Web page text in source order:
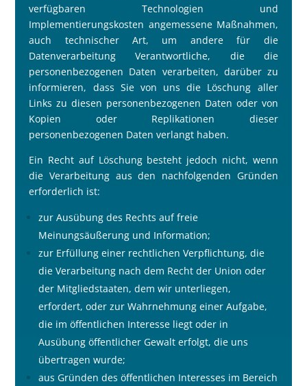
verfügbaren Technologien und
Implementierungskosten angemessene Maßnahmen,
auch technischer Art, um andere für die
Datenverarbeitung Verantwortliche, die die
personenbezogenen Daten verarbeiten, darüber zu
informieren, dass Sie von uns die Löschung aller
Links zu diesen personenbezogenen Daten oder von
Kopien oder Replikationen dieser
personenbezogenen Daten verlangt haben.
Ein Recht auf Löschung besteht jedoch nicht, wenn
die Verarbeitung aus den nachfolgenden Gründen
erforderlich ist:
zur Ausübung des Rechts auf freie
Meinungsäußerung und Information;
zur Erfüllung einer rechtlichen Verpflichtung, die
die Verarbeitung nach dem Recht der Union oder
der Mitgliedstaaten, dem wir unterliegen,
erfordert, oder zur Wahrnehmung einer Aufgabe,
die im öffentlichen Interesse liegt oder in
Ausübung öffentlicher Gewalt erfolgt, die uns
übertragen wurde;
aus Gründen des öffentlichen Interesses im Bereich